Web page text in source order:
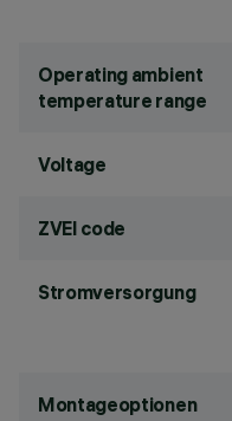
Operating ambient
temperature range
Voltage
ZVEI code
Stromversorgung
Montageoptionen